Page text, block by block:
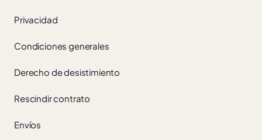
Privacidad
Condiciones generales
Derecho de desistimiento
Rescindir contrato
Envíos